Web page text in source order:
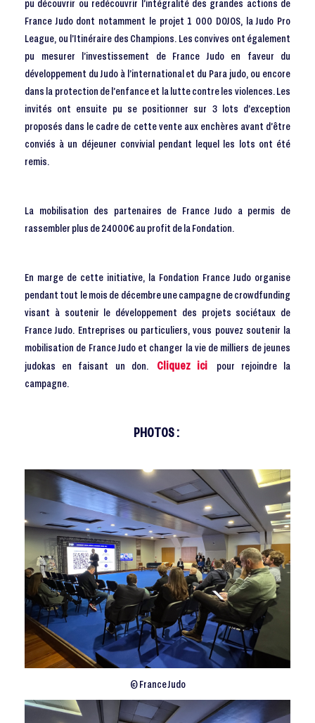
pu découvrir ou redécouvrir l’intégralité des grandes actions de
France Judo dont notamment le projet 1 000 DOJOS, la Judo Pro
League, ou l’Itinéraire des Champions. Les convives ont également
pu mesurer l’investissement de France Judo en faveur du
développement du Judo à l’international et du Para judo, ou encore
dans la protection de l’enfance et la lutte contre les violences. Les
invités ont ensuite pu se positionner sur 3 lots d’exception
proposés dans le cadre de cette vente aux enchères avant d’être
conviés à un déjeuner convivial pendant lequel les lots ont été
remis.
La mobilisation des partenaires de France Judo a permis de
rassembler plus de 24000€ au profit de la Fondation.
En marge de cette initiative, la Fondation France Judo organise
pendant tout le mois de décembre une campagne de crowdfunding
visant à soutenir le développement des projets sociétaux de
France Judo. Entreprises ou particuliers, vous pouvez soutenir la
mobilisation de France Judo et changer la vie de milliers de jeunes
judokas en faisant un don.
Cliquez ici
pour rejoindre la
campagne.
PHOTOS :
© France Judo